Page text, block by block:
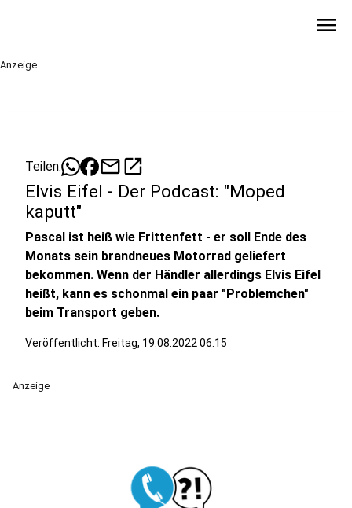
menu
Anzeige
Teilen: mailopen_in_new
Elvis Eifel - Der Podcast: "Moped
kaputt"
Pascal ist heiß wie Frittenfett - er soll Ende des
Monats sein brandneues Motorrad geliefert
bekommen. Wenn der Händler allerdings Elvis Eifel
heißt, kann es schonmal ein paar "Problemchen"
beim Transport geben.
Veröffentlicht: Freitag, 19.08.2022 06:15
Anzeige